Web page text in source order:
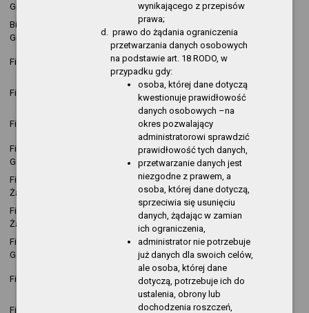
Gryfinie
16:46:49
Biblioteka Publiczna w
Gryfinie
2015-12-03
09:58:25
Kopija
Filia Górny Taras
2015-12-03
09:55:45
Kopija
Filia w Pniewie
2015-12-03
09:52:52
Kopija
Filia w Wełtyniu
2015-12-03
09:52:35
Kopija
Filia publiczno-szkolna w
Gardnie
2015-12-03
09:51:42
Kopija
Filia publiczno-szkolna w
Żabnicy
2015-12-03
09:51:17
Kopija
Filia publiczno-szkolna w
Żabnicy
2015-12-03
09:50:43
Kopija
Filia publiczno-szkolna w
Gardnie
2015-12-03
09:47:09
Kopija
Filia w Wełtyniu
2015-12-03
09:43:20
Kopija
Filia w Pniewie
2015-12-03
Kopija
wynikającego z przepisów
prawa;
prawo do żądania ograniczenia
przetwarzania danych osobowych
na podstawie art. 18 RODO, w
przypadku gdy:
osoba, której dane dotyczą
kwestionuje prawidłowość
danych osobowych –na
okres pozwalający
administratorowi sprawdzić
prawidłowość tych danych,
przetwarzanie danych jest
niezgodne z prawem, a
osoba, której dane dotyczą,
sprzeciwia się usunięciu
danych, żądając w zamian
ich ograniczenia,
administrator nie potrzebuje
już danych dla swoich celów,
ale osoba, której dane
dotyczą, potrzebuje ich do
ustalenia, obrony lub
dochodzenia roszczeń,